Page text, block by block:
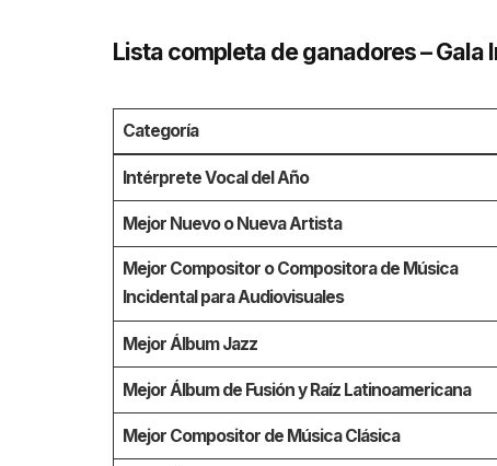
Lista completa de ganadores – Gala
Categoría
Intérprete Vocal del Año
Mejor Nuevo o Nueva Artista
Mejor Compositor o Compositora de Música
Incidental para Audiovisuales
Mejor Álbum Jazz
Mejor Álbum de Fusión y Raíz Latinoamericana
Mejor Compositor de Música Clásica